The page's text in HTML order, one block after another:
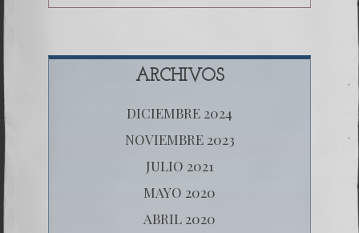
ARCHIVOS
DICIEMBRE 2024
NOVIEMBRE 2023
JULIO 2021
MAYO 2020
ABRIL 2020